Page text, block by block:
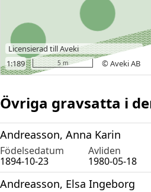
Övriga gravsatta i
Andreasson, Anna Karin
Födelsedatum Avliden
1894-10-23
1980-05-18
Andreasson, Elsa Ingeborg